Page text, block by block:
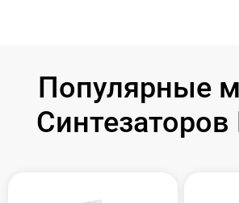
Популярные
Синтезаторов